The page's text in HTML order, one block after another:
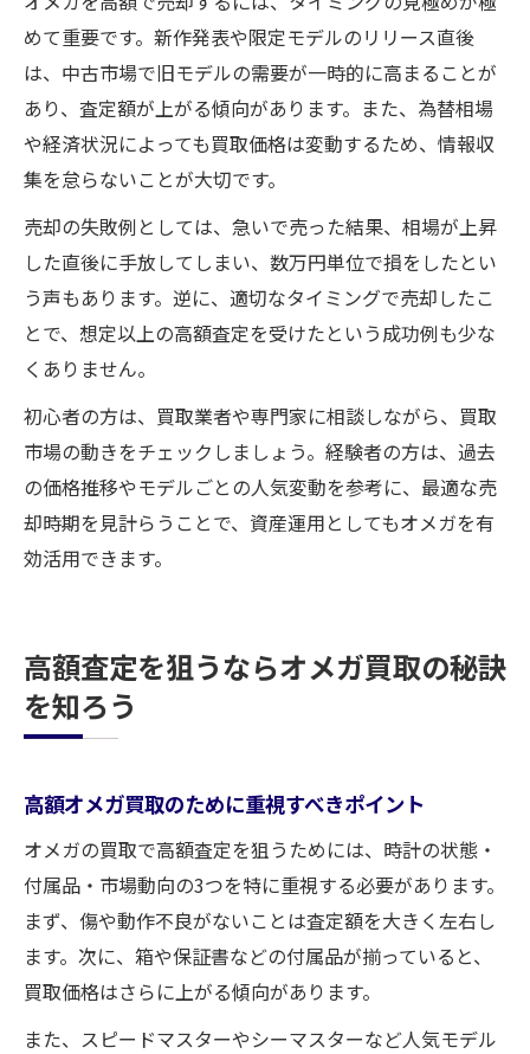
めて重要です。新作発表や限定モデルのリリース直後
は、中古市場で旧モデルの需要が一時的に高まることが
あり、査定額が上がる傾向があります。また、為替相場
や経済状況によっても買取価格は変動するため、情報収
集を怠らないことが大切です。
売却の失敗例としては、急いで売った結果、相場が上昇
した直後に手放してしまい、数万円単位で損をしたとい
う声もあります。逆に、適切なタイミングで売却したこ
とで、想定以上の高額査定を受けたという成功例も少な
くありません。
初心者の方は、買取業者や専門家に相談しながら、買取
市場の動きをチェックしましょう。経験者の方は、過去
の価格推移やモデルごとの人気変動を参考に、最適な売
却時期を見計らうことで、資産運用としてもオメガを有
効活用できます。
高額査定を狙うならオメガ買取の秘訣
を知ろう
高額オメガ買取のために重視すべきポイント
オメガの買取で高額査定を狙うためには、時計の状態・
付属品・市場動向の3つを特に重視する必要があります。
まず、傷や動作不良がないことは査定額を大きく左右し
ます。次に、箱や保証書などの付属品が揃っていると、
買取価格はさらに上がる傾向があります。
また、スピードマスターやシーマスターなど人気モデル